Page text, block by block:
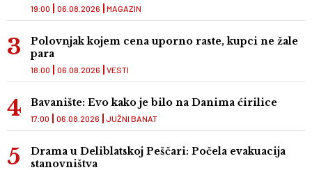
MAGAZIN
19:00 06.08.2026
Polovnjak kojem cena uporno raste, kupci ne žale
para
VESTI
18:00 06.08.2026
Bavanište: Evo kako je bilo na Danima ćirilice
JUŽNI BANAT
17:00 06.08.2026
Drama u Deliblatskoj Peščari: Počela evakuacija
stanovništva